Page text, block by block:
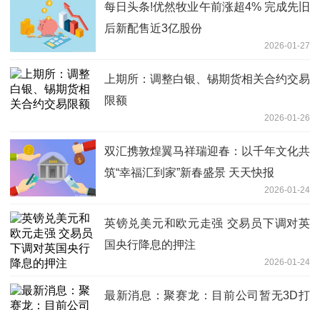
每日头条!优然牧业午前涨超4% 完成先旧
后新配售近3亿股份
2026-01-27
上期所：调整白银、锡期货相关合约交易
限额
2026-01-26
双汇携敦煌翼马祥瑞迎春：以千年文化共
筑“幸福汇到家”新春盛景 天天快报
2026-01-24
英镑兑美元和欧元走强 交易员下调对英
国央行降息的押注
2026-01-24
最新消息：聚赛龙：目前公司暂无3D打